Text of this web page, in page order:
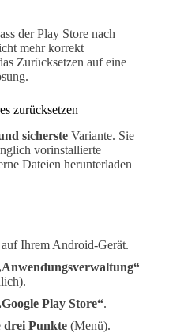
der Play Store nach
mehr korrekt
Zurücksetzen auf eine
zurücksetzen
sicherste Variante. Sie
vorinstallierte
Dateien herunterladen
auf Ihrem Android-Gerät.
Play Store“.
drei Punkte (Menü).